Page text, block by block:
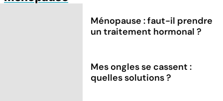
Ménopause : faut-il prendre
un traitement hormonal ?
Mes ongles se cassent :
quelles solutions ?